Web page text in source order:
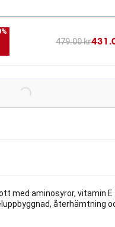
med aminosyror, vitamin E
återhämtning
479.00 kr